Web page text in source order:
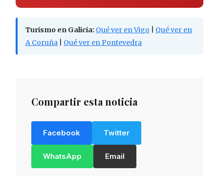
Turismo en Galicia: Qué ver en Vigo
Qué ver en
A Coruña
Qué ver en Pontevedra
Compartir esta noticia
Facebook Twitter
WhatsApp Email